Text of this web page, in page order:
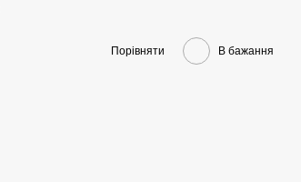
Порівняти В бажання